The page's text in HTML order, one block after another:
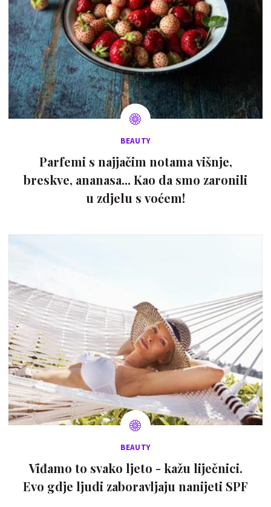
BEAUTY
Parfemi s najjačim notama višnje,
breskve, ananasa... Kao da smo zaronili
u zdjelu s voćem!
BEAUTY
Viđamo to svako ljeto - kažu liječnici.
Evo gdje ljudi zaboravljaju nanijeti SPF